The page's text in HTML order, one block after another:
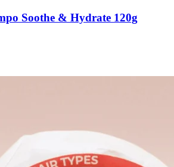
Soothe & Hydrate 120g